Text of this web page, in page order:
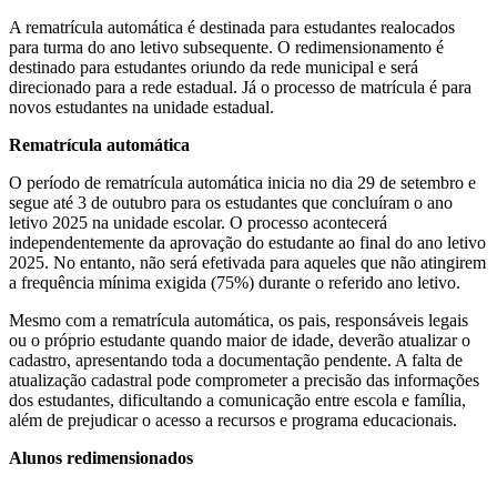
A rematrícula automática é destinada para estudantes realocados
para turma do ano letivo subsequente. O redimensionamento é
destinado para estudantes oriundo da rede municipal e será
direcionado para a rede estadual. Já o processo de matrícula é para
novos estudantes na unidade estadual.
Rematrícula automática
O período de rematrícula automática inicia no dia 29 de setembro e
segue até 3 de outubro para os estudantes que concluíram o ano
letivo 2025 na unidade escolar. O processo acontecerá
independentemente da aprovação do estudante ao final do ano letivo
2025. No entanto, não será efetivada para aqueles que não atingirem
a frequência mínima exigida (75%) durante o referido ano letivo.
Mesmo com a rematrícula automática, os pais, responsáveis legais
ou o próprio estudante quando maior de idade, deverão atualizar o
cadastro, apresentando toda a documentação pendente. A falta de
atualização cadastral pode comprometer a precisão das informações
dos estudantes, dificultando a comunicação entre escola e família,
além de prejudicar o acesso a recursos e programa educacionais.
Alunos redimensionados